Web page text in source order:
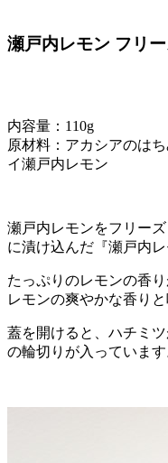
瀬戸内レモン フリ
内容量：110g
原材料：アカシアのは
イ瀬戸内レモン
瀬戸内レモンをフリー
に漬け込んだ『瀬戸内
たっぷりのレモンの香
レモンの爽やかな香り
蓋を開けると、ハチミ
の輪切りが入っています